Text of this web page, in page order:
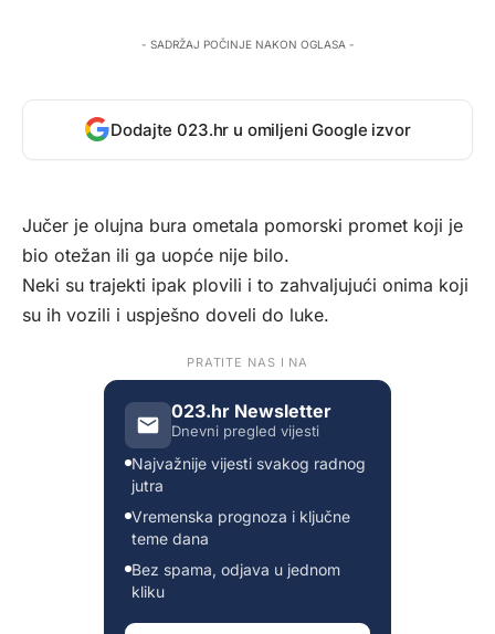
- SADRŽAJ POČINJE NAKON OGLASA -
Dodajte 023.hr u omiljeni Google izvor
Jučer je olujna bura ometala pomorski promet koji je
bio otežan ili ga uopće nije bilo.
Neki su trajekti ipak plovili i to zahvaljujući onima koji
su ih vozili i uspješno doveli do luke.
PRATITE NAS I NA
023.hr Newsletter
Dnevni pregled vijesti
Najvažnije vijesti svakog radnog
jutra
Vremenska prognoza i ključne
teme dana
Bez spama, odjava u jednom
kliku